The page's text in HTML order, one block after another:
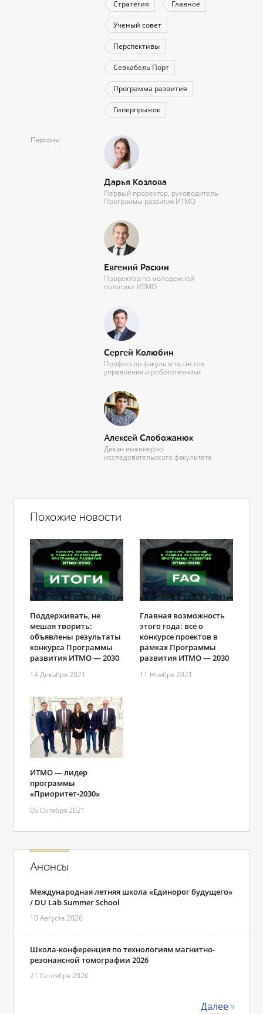
Стратегия Главное
Ученый совет
Перспективы
Севкабель Порт
Программа развития
Гиперпрыжок
Персоны
Дарья Козлова
Первый проректор, руководитель
Программы развития ИТМО
Евгений Раскин
Проректор по молодежной
политике ИТМО
Сергей Колюбин
Профессор факультета систем
управления и робототехники
Алексей Слобожанюк
Декан инженерно-
исследовательского факультета
Похожие новости
Поддерживать, не
мешая творить:
объявлены результаты
конкурса Программы
развития ИТМО ― 2030
14 Декабря 2021
Главная возможность
этого года: всё о
конкурсе проектов в
рамках Программы
развития ИТМО ― 2030
11 Ноября 2021
ИТМО — лидер
программы
«Приоритет-2030»
05 Октября 2021
Анонсы
Международная летняя школа «Единорог будущего»
/ DU Lab Summer School
10 Августа 2026
Школа-конференция по технологиям магнитно-
резонансной томографии 2026
21 Сентября 2026
Далее